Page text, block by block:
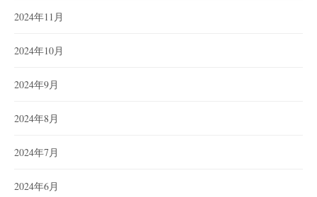
2024年11月
2024年10月
2024年9月
2024年8月
2024年7月
2024年6月